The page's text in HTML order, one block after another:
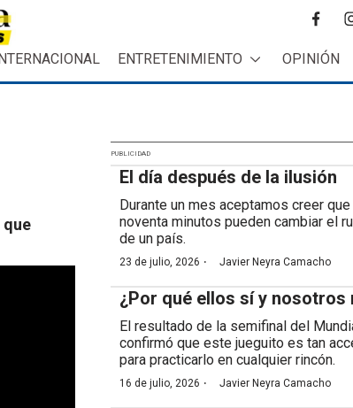
f
c
e
o
ENTRETENIMIENTO OPINIÓN
que
PUBLICIDAD
El día después de la ilusión
Durante un mes aceptamos creer que
noventa minutos pueden cambiar el
de un país.
23 de julio, 2026 · Javier Neyra Camacho
¿Por qué ellos sí y nosotros
El resultado de la semifinal del
confirmó que este jueguito es tan
para practicarlo en cualquier rincón.
16 de julio, 2026 · Javier Neyra Camacho